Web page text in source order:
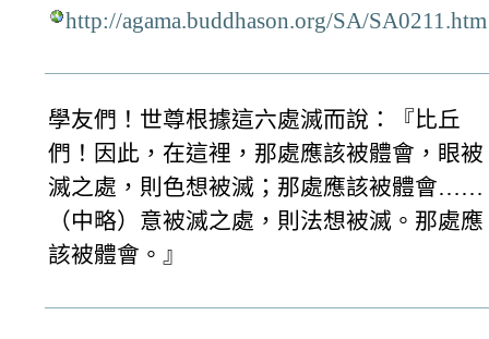
http://agama.buddhason.org/SA/SA0211.htm
學友們！世尊根據這六處滅而說：『比丘
們！因此，在這裡，那處應該被體會，眼被
滅之處，則色想被滅；那處應該被體會……
（中略）意被滅之處，則法想被滅。那處應
該被體會。』